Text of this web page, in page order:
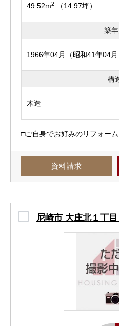
49.52m2 （14.97坪）
築年
1966年04月（昭和41年04月
構
木造
資料請求
□ご自身でお好みのリフォー
尼崎市 大庄北１丁